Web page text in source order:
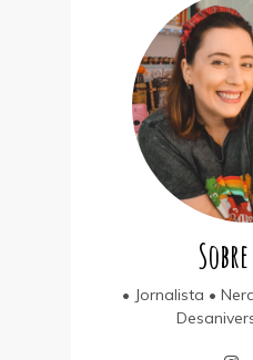
• Jornalista •